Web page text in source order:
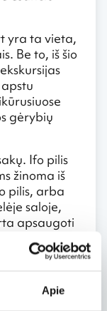
Apie
yra ta vieta,
Be to, iš šio
gėrybių
Ifo pilis
žinoma iš
pilis, arba
saloje,
apsaugoti
forto padėtį,
Port.